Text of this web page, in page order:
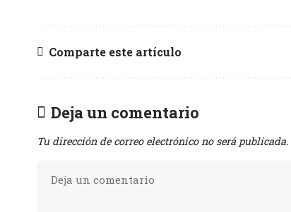
Comparte este artículo
Deja un comentario
Tu dirección de correo electrónico no será publicada.